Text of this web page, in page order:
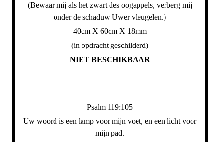
(Bewaar mij als het zwart des oogappels, verberg mij
onder de schaduw Uwer vleugelen.)
40cm X 60cm X 18mm
(in opdracht geschilderd)
NIET BESCHIKBAAR
Psalm 119:105
Uw woord is een lamp voor mijn voet, en een licht voor
mijn pad.